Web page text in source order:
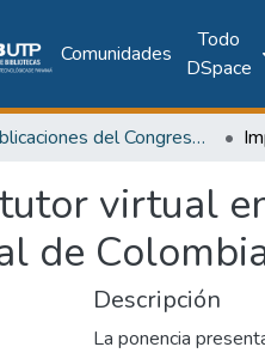
Comunidades
Todo
DSpace
Publicaciones del Congreso Internacional CLABES
virtual
de
Descripción
La ponencia